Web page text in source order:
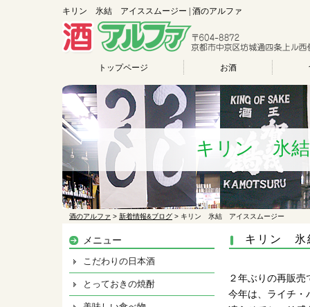
キリン 氷結 アイススムージー | 酒のアルファ
トップページ お酒
キリン 氷
酒のアルファ > 新着情報&ブログ > キリン 氷結 アイススムージー
キリン 氷
２年ぶりの再販売
今年は、ライチ・
メニュー
こだわりの日本酒
とっておきの焼酎